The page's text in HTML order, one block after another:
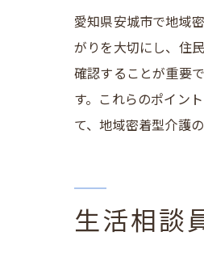
愛知県安城市で地域
がりを大切にし、住
確認することが重要
す。これらのポイン
て、地域密着型介護
生活相談